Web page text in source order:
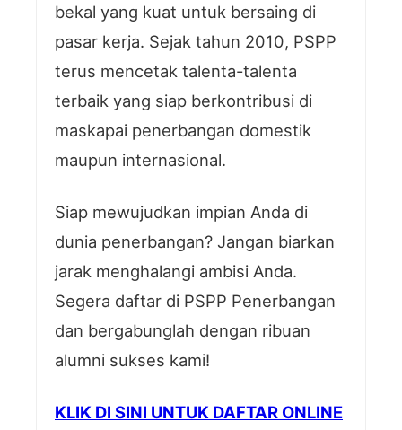
bekal yang kuat untuk bersaing di
pasar kerja. Sejak tahun 2010, PSPP
terus mencetak talenta-talenta
terbaik yang siap berkontribusi di
maskapai penerbangan domestik
maupun internasional.
Siap mewujudkan impian Anda di
dunia penerbangan? Jangan biarkan
jarak menghalangi ambisi Anda.
Segera daftar di PSPP Penerbangan
dan bergabunglah dengan ribuan
alumni sukses kami!
KLIK DI SINI UNTUK DAFTAR ONLINE